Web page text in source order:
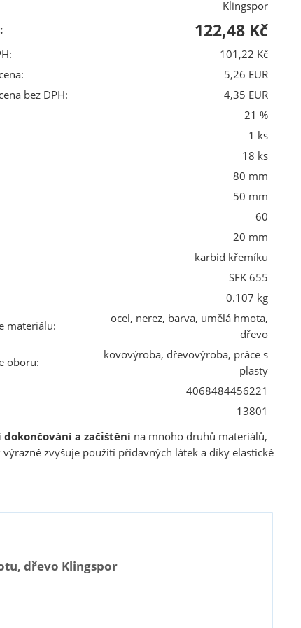
Klingspor
122,48 Kč
101,22 Kč
5,26 EUR
bez DPH:
4,35 EUR
21 %
1 ks
18 ks
80 mm
50 mm
60
20 mm
karbid křemíku
SFK 655
0.107 kg
materiálu:
ocel, nerez, barva, umělá hmota,
dřevo
oboru:
kovovýroba, dřevovýroba, práce s
plasty
4068484456221
13801
dokončování a začištění na mnoho druhů materiálů,
výrazně zvyšuje použití přídavných látek a díky elastické
dřevo Klingspor